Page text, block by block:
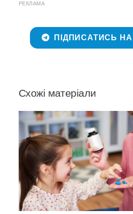
РЕКЛАМА
ПІДПИСАТИСЬ НА
Схожі матеріали